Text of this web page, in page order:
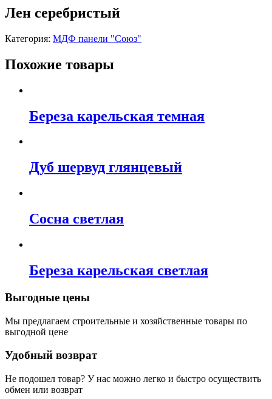
Лен серебристый
Категория: МДФ панели "Союз"
Похожие товары
Береза карельская темная
Дуб шервуд глянцевый
Сосна светлая
Береза карельская светлая
Выгодные цены
Мы предлагаем строительные и хозяйственные товары по
выгодной цене
Удобный возврат
Не подошел товар? У нас можно легко и быстро осуществить
обмен или возврат